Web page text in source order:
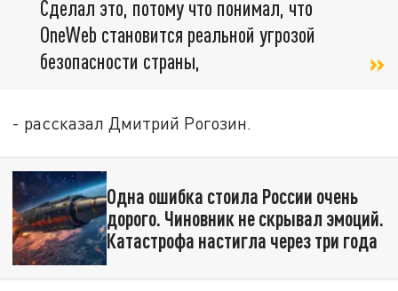
Сделал это, потому что понимал, что
OneWeb становится реальной угрозой
безопасности страны,
- рассказал Дмитрий Рогозин.
Одна ошибка стоила России очень
дорого. Чиновник не скрывал эмоций.
Катастрофа настигла через три года